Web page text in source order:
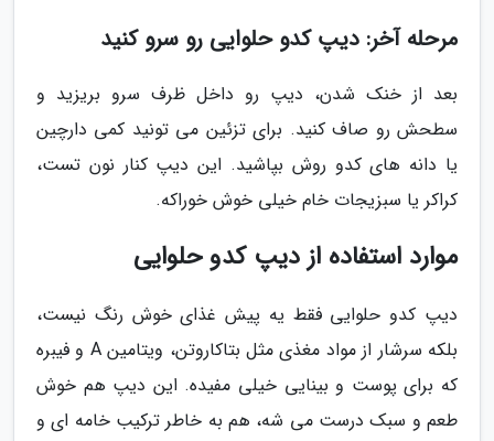
مرحله آخر: دیپ کدو حلوایی رو سرو کنید
بعد از خنک شدن، دیپ رو داخل ظرف سرو بریزید و
سطحش رو صاف کنید. برای تزئین می تونید کمی دارچین
یا دانه های کدو روش بپاشید. این دیپ کنار نون تست،
کراکر یا سبزیجات خام خیلی خوش خوراکه.
موارد استفاده از دیپ کدو حلوایی
دیپ کدو حلوایی فقط یه پیش غذای خوش رنگ نیست،
بلکه سرشار از مواد مغذی مثل بتاکاروتن، ویتامین A و فیبره
که برای پوست و بینایی خیلی مفیده. این دیپ هم خوش
طعم و سبک درست می شه، هم به خاطر ترکیب خامه ای و